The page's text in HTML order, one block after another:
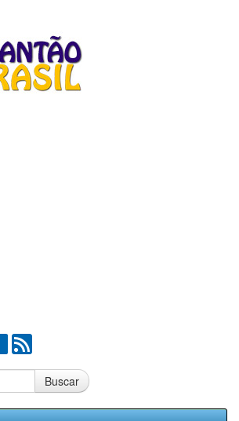
Buscar